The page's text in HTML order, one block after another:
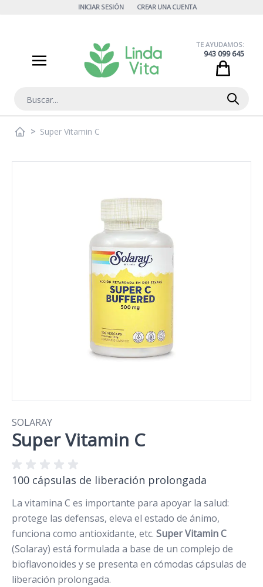
INICIAR SESIÓN CREAR UNA CUENTA
Buscar
TE AYUDAMOS:
943 099 645
> Super Vitamin C
SOLARAY
Super Vitamin C
100 cápsulas de liberación prolongada
La vitamina C es importante para apoyar la salud:
protege las defensas, eleva el estado de ánimo,
funciona como antioxidante, etc. Super Vitamin C
(Solaray) está formulada a base de un complejo de
bioflavonoides y se presenta en cómodas cápsulas de
liberación prolongada.